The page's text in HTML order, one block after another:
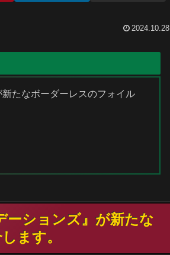
2024.10.28
たなボーダーレスのフォイル
ーションズ』が新たな
ます。